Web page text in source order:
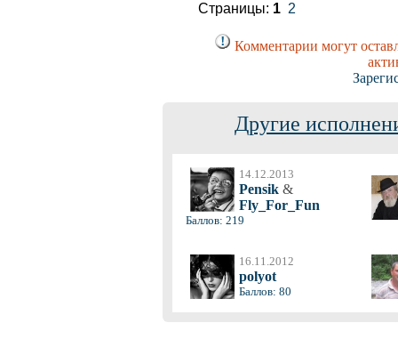
Страницы: 1 2
Комментарии могут
Другие
14.12.2013
Pensik &
Fly_For_Fun
Баллов: 219
16.11.2012
polyot
Баллов: 80